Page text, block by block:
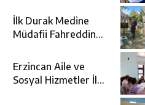
Ziyareti
İlk Durak Medine
Müdafii Fahreddin
Kabri
Erzincan Aile ve
Sosyal Hizmetler İl